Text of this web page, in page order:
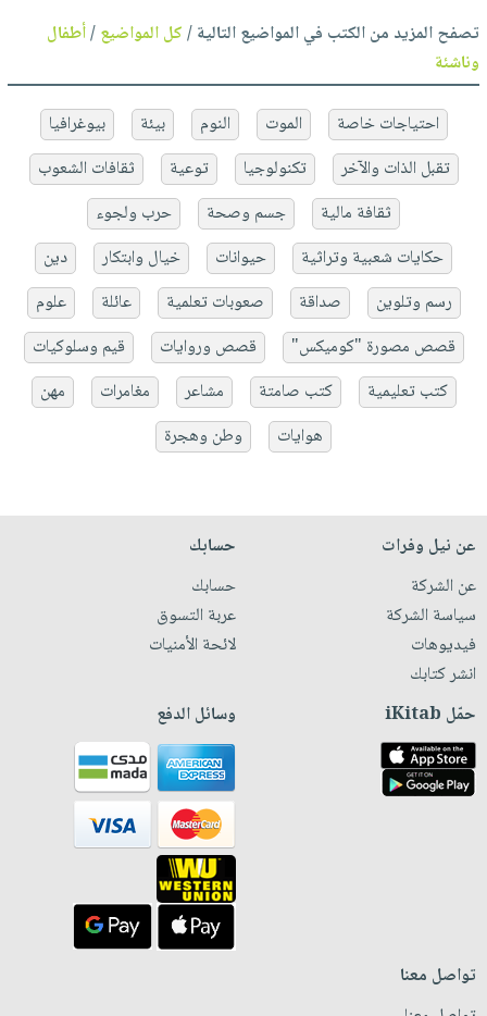
تصفح المزيد من الكتب في المواضيع التالية /كل المواضيع/أطفال
وناشئة
احتياجات خاصة الموت النوم بيئة
بيوغرافيا
تقبل الذات والآخر
تكنولوجيا توعية
ثقافات الشعوب
ثقافة مالية
جسم وصحة
حرب ولجوء
حكايات شعبية وتراثية
حيوانات خيال وابتكار
دين
رسم وتلوين
صداقة صعوبات تعلمية عائلة
علوم
قصص مصورة "كوميكس"
قصص وروايات
قيم وسلوكيات
كتب تعليمية
كتب صامتة مشاعر مغامرات
مهن
هوايات
وطن وهجرة
عن نيل وفرات
عن الشركة
سياسة الشركة
فيديوهات
انشر كتابك
حسابك
حسابك
عربة التسوق
لائحة الأمنيات
حمّل iKitab وسائل الدفع
تواصل معنا